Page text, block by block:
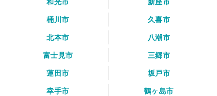
桶川市
久喜市
北本市
八潮市
富士見市
三郷市
蓮田市
坂戸市
幸手市
鶴ヶ島市